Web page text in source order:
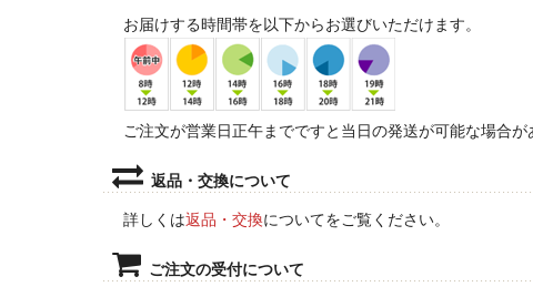
お届けする時間帯を以下からお選びいただけます。
ご注文が営業日正午までですと当日の発送が可能な場合が
返品・交換について
詳しくは返品・交換についてをご覧ください。
ご注文の受付について